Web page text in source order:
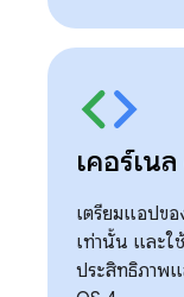
เคอร์เน
เตรียมแอปข
เท่านั้น และใ
ประสิทธิภาพ